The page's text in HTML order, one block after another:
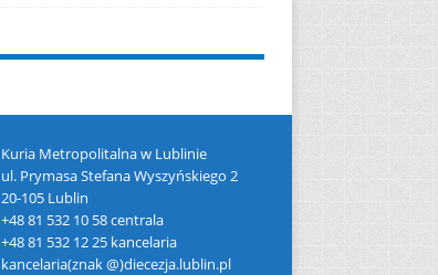
Kuria Metropolitalna w Lublinie
ul. Prymasa Stefana Wyszyńskiego 2
20-105 Lublin
+48 81 532 10 58 centrala
+48 81 532 12 25 kancelaria
kancelaria(znak @)diecezja.lublin.pl